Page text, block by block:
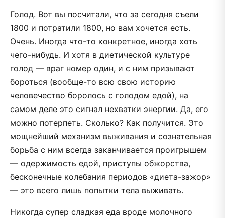
Голод. Вот вы посчитали, что за сегодня съели
1800 и потратили 1800, но вам хочется есть.
Очень. Иногда что-то конкретное, иногда хоть
чего-нибудь. И хотя в диетической культуре
голод — враг номер один, и с ним призывают
бороться (вообще-то всю свою историю
человечество боролось с голодом едой), на
самом деле это сигнал нехватки энергии. Да, его
можно потерпеть. Сколько? Как получится. Это
мощнейший механизм выживания и сознательная
борьба с ним всегда заканчивается проигрышем
— одержимость едой, приступы обжорства,
бесконечные колебания периодов «диета-зажор»
— это всего лишь попытки тела выживать.
Никогда супер сладкая еда вроде молочного